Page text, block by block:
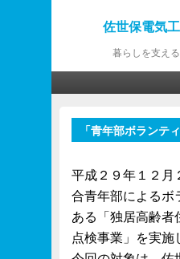
佐世保電気
暮らしを支え
「青年部ボランテ
た」
平成２９年１２月
合青年部によるボ
ある「独居高齢
点検事業」を実施